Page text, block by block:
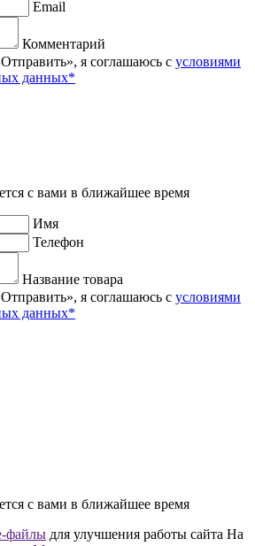
Email
Комментарий
я соглашаюсь с условиями
данных*
с вами в ближайшее время
Имя
Телефон
Название товара
я соглашаюсь с условиями
данных*
с вами в ближайшее время
файлы для улучшения работы сайта На